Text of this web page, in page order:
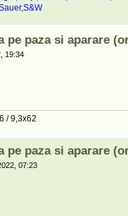
pe paza si aparare
19:34
/ 9,3x62
pe paza si aparare
07:23